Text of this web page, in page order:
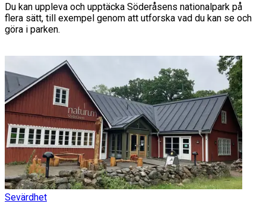
Du kan uppleva och upptäcka Söderåsens nationalpark på
flera sätt, till exempel genom att utforska vad du kan se och
göra i parken.
Sevärdhet